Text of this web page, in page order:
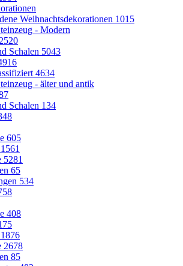
Weihnachtsdekorationen 1015
- Modern
2520
Schalen 5043
4634
- älter und antik
Schalen 134
605
1561
5281
65
534
408
1876
2678
85